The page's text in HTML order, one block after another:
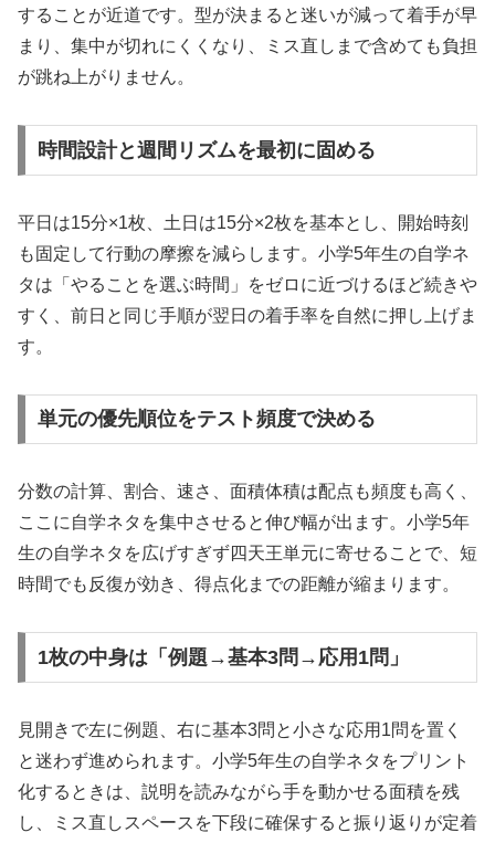
することが近道です。型が決まると迷いが減って着手が早
まり、集中が切れにくくなり、ミス直しまで含めても負担
が跳ね上がりません。
時間設計と週間リズムを最初に固める
平日は15分×1枚、土日は15分×2枚を基本とし、開始時刻
も固定して行動の摩擦を減らします。小学5年生の自学ネ
タは「やることを選ぶ時間」をゼロに近づけるほど続きや
すく、前日と同じ手順が翌日の着手率を自然に押し上げま
す。
単元の優先順位をテスト頻度で決める
分数の計算、割合、速さ、面積体積は配点も頻度も高く、
ここに自学ネタを集中させると伸び幅が出ます。小学5年
生の自学ネタを広げすぎず四天王単元に寄せることで、短
時間でも反復が効き、得点化までの距離が縮まります。
1枚の中身は「例題→基本3問→応用1問」
見開きで左に例題、右に基本3問と小さな応用1問を置く
と迷わず進められます。小学5年生の自学ネタをプリント
化するときは、説明を読みながら手を動かせる面積を残
し、ミス直しスペースを下段に確保すると振り返りが定着